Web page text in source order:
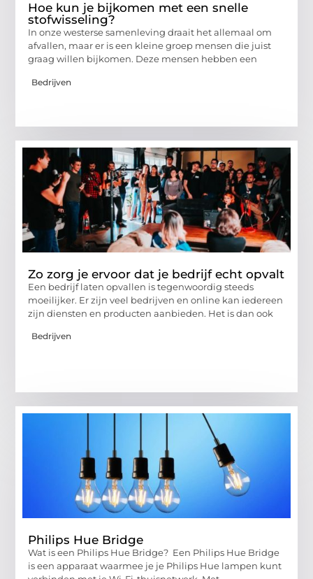
Hoe kun je bijkomen met een snelle
stofwisseling?
In onze westerse samenleving draait het allemaal om
afvallen, maar er is een kleine groep mensen die juist
graag willen bijkomen. Deze mensen hebben een
Bedrijven
Zo zorg je ervoor dat je bedrijf echt opvalt
Een bedrijf laten opvallen is tegenwoordig steeds
moeilijker. Er zijn veel bedrijven en online kan iedereen
zijn diensten en producten aanbieden. Het is dan ook
Bedrijven
Philips Hue Bridge
Wat is een Philips Hue Bridge? Een Philips Hue Bridge
is een apparaat waarmee je je Philips Hue lampen kunt